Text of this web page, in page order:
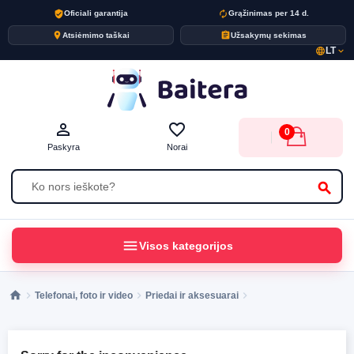
verified_userOficiali garantija autorenewGrąžinimas per 14 d.
placeAtsiėmimo taškai assignmentUžsakymų sekimas
language LTexpand_more
search
person_outline
Paskyra
favorite_border
Norai
0
menuVisos kategorijos
Telefonai, foto ir video Priedai ir aksesuarai